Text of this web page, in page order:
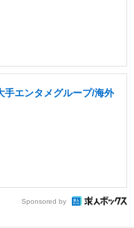
手エンタメグループ/海外
Sponsored by